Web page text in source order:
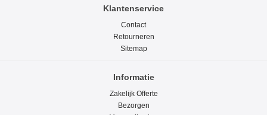
Klantenservice
Contact
Retourneren
Sitemap
Informatie
Zakelijk Offerte
Bezorgen